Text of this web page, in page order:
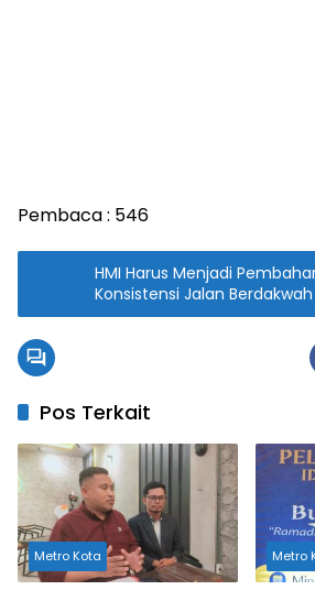
Pembaca : 546
HMI Harus Menjadi
Konsistensi Jalan Berdakwah
Pos Terkait
Metro Kota Metro